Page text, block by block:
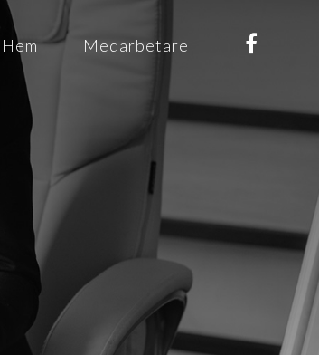
Hem Medarbetare